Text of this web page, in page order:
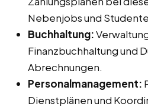
Nebenjobs und
Buchhaltung:
Finanzbuchhaltung und
Abrechnungen.
Personalmanagement:
Dienstplänen und